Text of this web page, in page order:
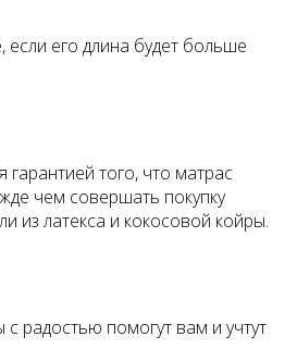
его длина будет больше
того, что матрас
чем совершать покупку
из латекса и кокосовой койры.
с радостью помогут вам и учтут